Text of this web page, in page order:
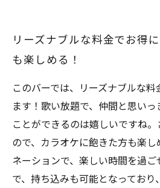
リーズナブルな料金でお得
も楽しめる！
このバーでは、リーズナブルな
ます！歌い放題で、仲間と思い
ことができるのは嬉しいですね
ので、カラオケに飽きた方も楽し
ネーションで、楽しい時間を過
で、持ち込みも可能となっており